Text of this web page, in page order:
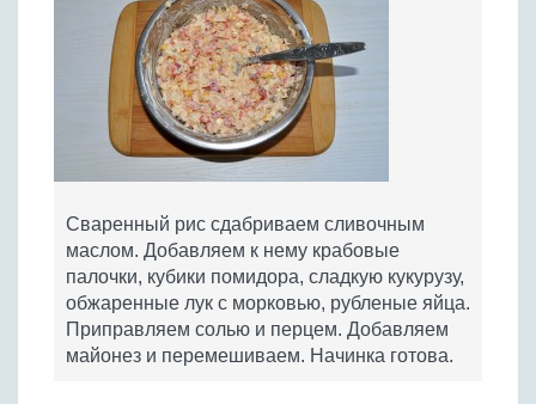
Сваренный рис сдабриваем сливочным
маслом. Добавляем к нему крабовые
палочки, кубики помидора, сладкую кукурузу,
обжаренные лук с морковью, рубленые яйца.
Приправляем солью и перцем. Добавляем
майонез и перемешиваем. Начинка готова.